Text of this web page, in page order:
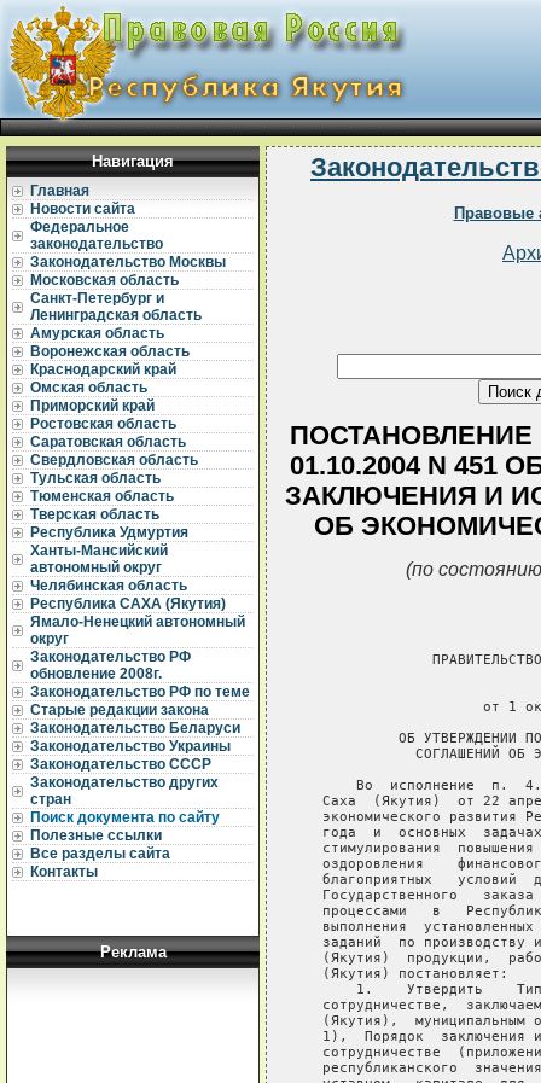
Навигация
Главная
Новости сайта
Федеральное
законодательство
Законодательство Москвы
Московская область
Санкт-Петербург и
Ленинградская область
Амурская область
Воронежская область
Краснодарский край
Омская область
Приморский край
Ростовская область
Саратовская область
Свердловская область
Тульская область
Тюменская область
Тверская область
Республика Удмуртия
Ханты-Мансийский
автономный округ
Челябинская область
Республика САХА (Якутия)
Ямало-Ненецкий автономный
округ
Законодательство РФ
обновление 2008г.
Законодательство РФ по теме
Старые редакции закона
Законодательство Беларуси
Законодательство Украины
Законодательство СССР
Законодательство других
стран
Поиск документа по сайту
Полезные ссылки
Все разделы сайта
Контакты
Реклама
Правовые
ПОСТАНОВЛЕНИЕ
01.10.2004 N
ЗАКЛЮЧЕНИЯ И
ОБ
(по